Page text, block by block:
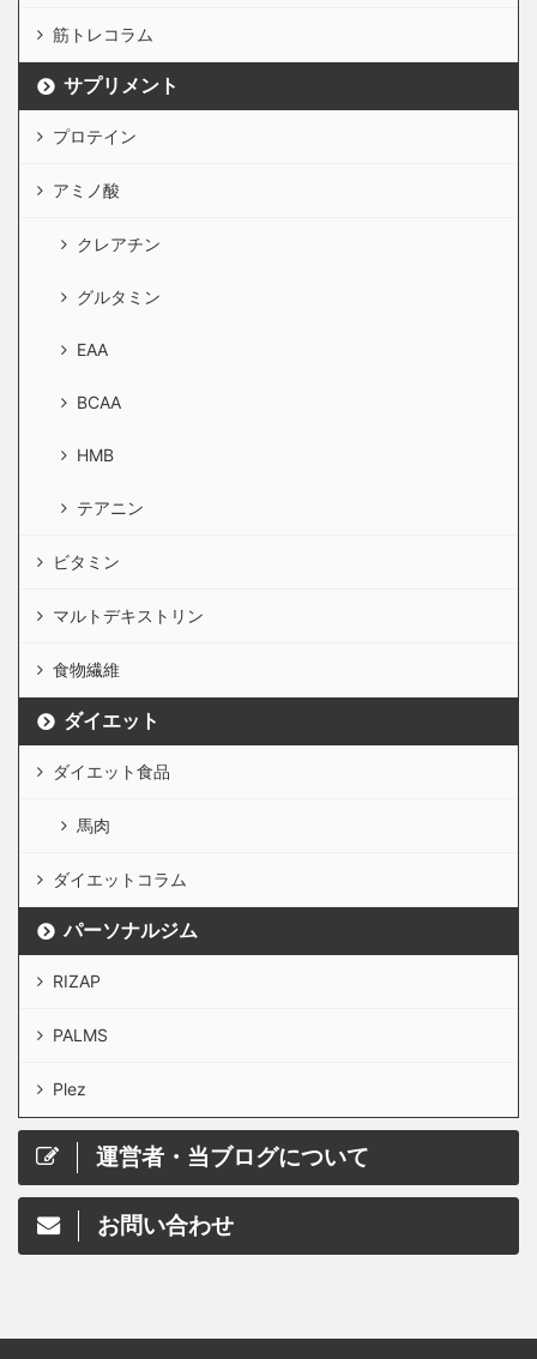
筋トレコラム
サプリメント
プロテイン
アミノ酸
クレアチン
グルタミン
EAA
BCAA
HMB
テアニン
ビタミン
マルトデキストリン
食物繊維
ダイエット
ダイエット食品
馬肉
ダイエットコラム
パーソナルジム
RIZAP
PALMS
Plez
運営者・当ブログについて
お問い合わせ